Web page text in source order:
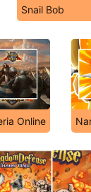
Snail Bob
Online